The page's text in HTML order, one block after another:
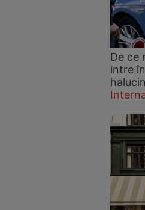
De ce
intre